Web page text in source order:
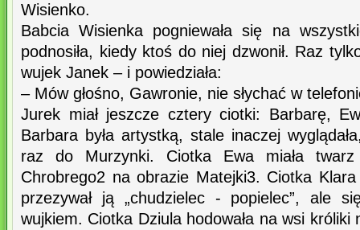
Wisienko.
Babcia Wisienka pogniewała się na
podnosiła, kiedy ktoś do niej dzwonił. Raz
wujek Janek – i powiedziała:
– Mów głośno, Gawronie, nie słychać w
Jurek miał jeszcze cztery ciotki: Barbarę,
Barbara była artystką, stale inaczej
raz do Murzynki. Ciotka Ewa miała twarz
Chrobrego2 na obrazie Matejki3. Ciotka
przezywał ją „chudzielec - popielec”, ale
wujkiem. Ciotka Dziula hodowała na wsi króliki